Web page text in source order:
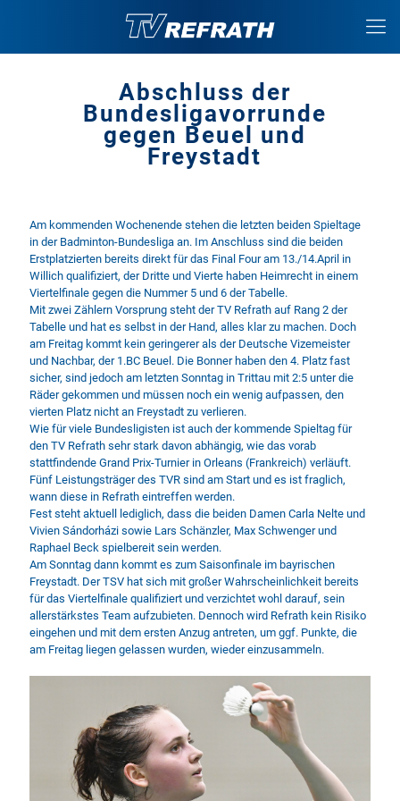
Abschluss der
Bundesligavorrunde
gegen Beuel und
Freystadt
Am kommenden Wochenende stehen die letzten beiden Spieltage
in der Badminton-Bundesliga an. Im Anschluss sind die beiden
Erstplatzierten bereits direkt für das Final Four am 13./14.April in
Willich qualifiziert, der Dritte und Vierte haben Heimrecht in einem
Viertelfinale gegen die Nummer 5 und 6 der Tabelle.
Mit zwei Zählern Vorsprung steht der TV Refrath auf Rang 2 der
Tabelle und hat es selbst in der Hand, alles klar zu machen. Doch
am Freitag kommt kein geringerer als der Deutsche Vizemeister
und Nachbar, der 1.BC Beuel. Die Bonner haben den 4. Platz fast
sicher, sind jedoch am letzten Sonntag in Trittau mit 2:5 unter die
Räder gekommen und müssen noch ein wenig aufpassen, den
vierten Platz nicht an Freystadt zu verlieren.
Wie für viele Bundesligisten ist auch der kommende Spieltag für
den TV Refrath sehr stark davon abhängig, wie das vorab
stattfindende Grand Prix-Turnier in Orleans (Frankreich) verläuft.
Fünf Leistungsträger des TVR sind am Start und es ist fraglich,
wann diese in Refrath eintreffen werden.
Fest steht aktuell lediglich, dass die beiden Damen Carla Nelte und
Vivien Sándorházi sowie Lars Schänzler, Max Schwenger und
Raphael Beck spielbereit sein werden.
Am Sonntag dann kommt es zum Saisonfinale im bayrischen
Freystadt. Der TSV hat sich mit großer Wahrscheinlichkeit bereits
für das Viertelfinale qualifiziert und verzichtet wohl darauf, sein
allerstärkstes Team aufzubieten. Dennoch wird Refrath kein Risiko
eingehen und mit dem ersten Anzug antreten, um ggf. Punkte, die
am Freitag liegen gelassen wurden, wieder einzusammeln.